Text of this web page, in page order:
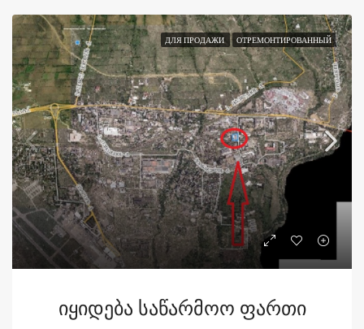
ДЛЯ ПРОДАЖИ ОТРЕМОНТИРОВАННЫЙ
Იყიდება Საწარმოო Ფართი